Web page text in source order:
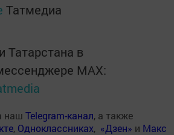
Татмедиа
Татарстана в
MАХ:
наш Telegram-канал, а также
, Одноклассниках, «Дзен» и Макс